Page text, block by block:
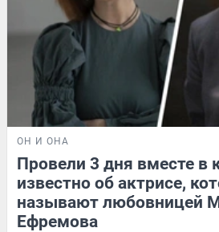
ОН И ОНА
Провели 3 дня вместе в
известно об актрисе,
называют любовницей
Ефремова